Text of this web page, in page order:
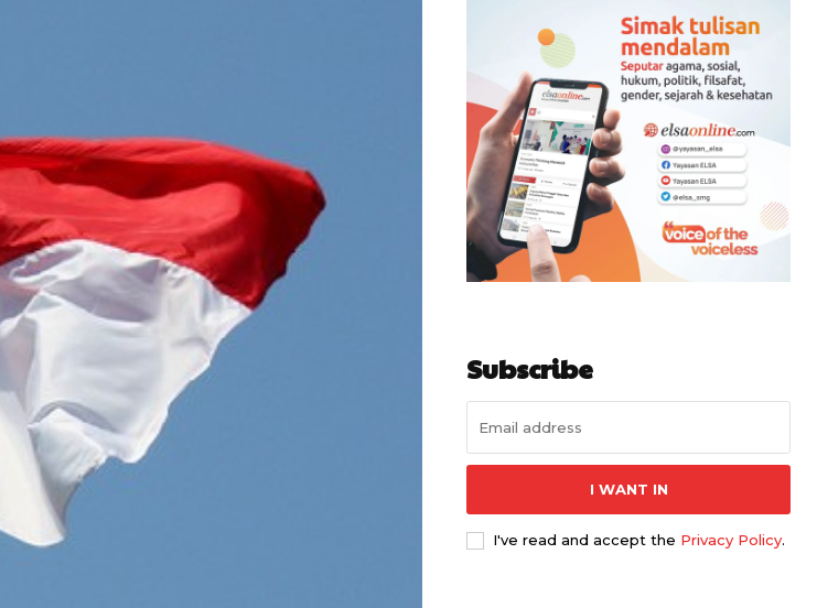
Subscribe
I WANT IN
I've read and accept the Privacy Policy.